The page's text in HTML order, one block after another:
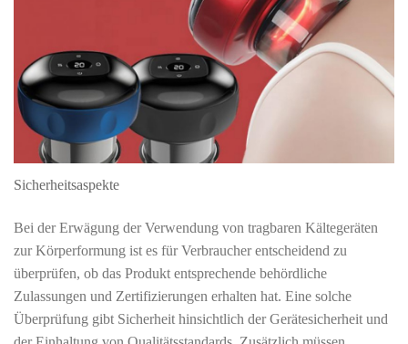
Sicherheitsaspekte
Bei der Erwägung der Verwendung von tragbaren Kältegeräten
zur Körperformung ist es für Verbraucher entscheidend zu
überprüfen, ob das Produkt entsprechende behördliche
Zulassungen und Zertifizierungen erhalten hat. Eine solche
Überprüfung gibt Sicherheit hinsichtlich der Gerätesicherheit und